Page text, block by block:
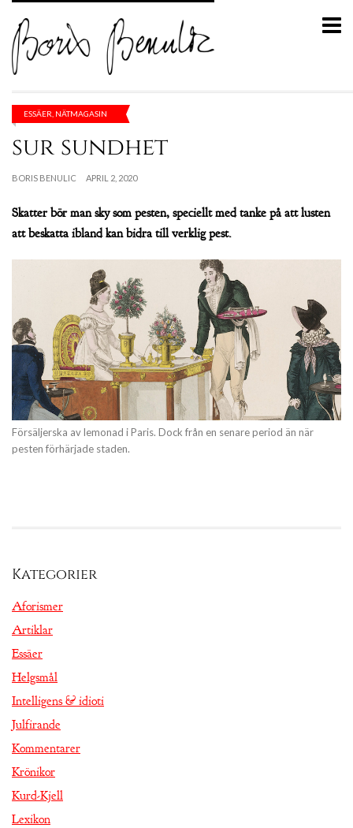
ESSÄER NÄTMAGASIN
sur sundhet
BORIS BENULIC APRIL 2, 2020
Skatter bör man sky som pesten, speciellt med tanke på att lusten
att beskatta ibland kan bidra till verklig pest.
Försäljerska av lemonad i Paris. Dock från en senare period än när
pesten förhärjade staden.
Kategorier
Aforismer
Artiklar
Essäer
Helgsmål
Intelligens & idioti
Julfirande
Kommentarer
Krönikor
Kurd-Kjell
Lexikon